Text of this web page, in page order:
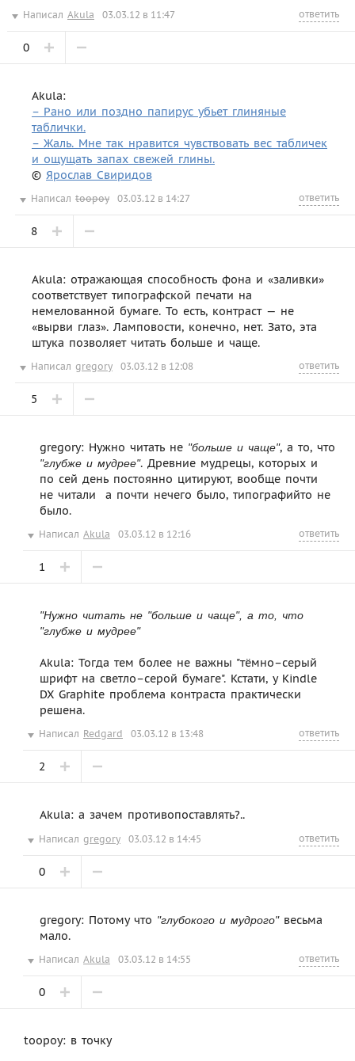
Написал Akula 03.03.12 в 11:47 ответить
0
Akula:
– Рано или поздно папирус убьет глиняные
таблички.
– Жаль. Мне так нравится чувствовать вес табличек
и ощущать запах свежей глины.
© Ярослав Свиридов
Написал toopoy 03.03.12 в 14:27 ответить
8
Akula: отражающая способность фона и «заливки»
соответствует типографской печати на
немелованной бумаге. То есть, контраст — не
«вырви глаз». Ламповости, конечно, нет. Зато, эта
штука позволяет читать больше и чаще.
Написал gregory 03.03.12 в 12:08 ответить
5
gregory: Нужно читать не "больше и чаще", а то, что
"глубже и мудрее". Древние мудрецы, которых и
по сей день постоянно цитируют, вообще почти
не читали  а почти нечего было, типографийто не
было.
Написал Akula 03.03.12 в 12:16 ответить
1
"Нужно читать не "больше и чаще", а то, что
"глубже и мудрее"
Akula: Тогда тем более не важны "тёмно–серый
шрифт на светло–серой бумаге". Кстати, у Kindle
DX Graphite проблема контраста практически
решена.
Написал Redgard 03.03.12 в 13:48 ответить
2
Akula: а зачем противопоставлять?..
Написал gregory 03.03.12 в 14:45 ответить
0
gregory: Потому что "глубокого и мудрого"весьма
мало.
Написал Akula 03.03.12 в 14:55 ответить
0
toopoy: в точку